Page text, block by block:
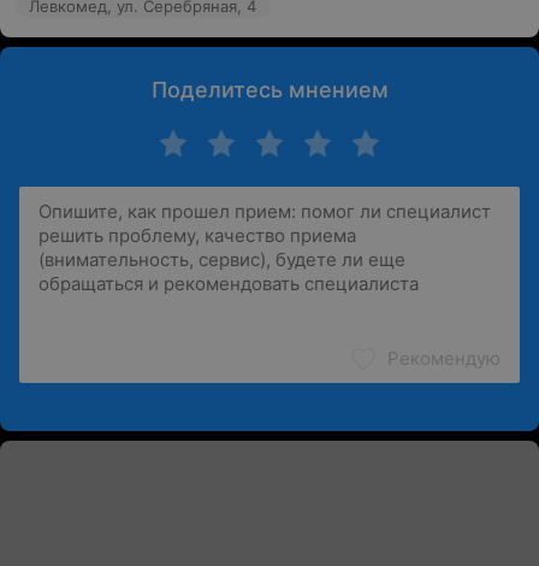
Левкомед, ул. Серебряная, 4
Поделитесь мнением
Рекомендую